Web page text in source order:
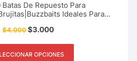
Batas De Repuesto Para
Ideales Para
$4.000$3.000
OPCIONES